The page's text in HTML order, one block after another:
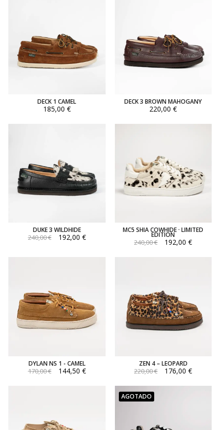
DECK 1 CAMEL
185,00 €
DECK 3 BROWN MAHOGANY
220,00 €
DUKE 3 WILDHIDE
240,00 € 192,00 €
MC5 SHIA COWHIDE · LIMITED
EDITION
240,00 € 192,00 €
DYLAN NS 1 - CAMEL
170,00 € 144,50 €
ZEN 4 – LEOPARD
220,00 € 176,00 €
AGOTADO